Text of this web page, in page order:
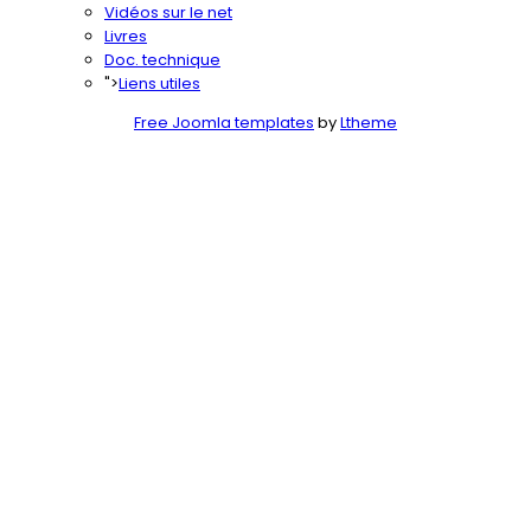
Vidéos sur le net
Livres
Doc. technique
">Liens utiles
Free Joomla templates byLtheme